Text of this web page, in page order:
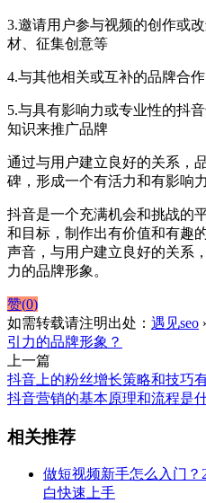
3.邀请用户参与视频的创作或
材、征集创意等
4.与其他相关或互补的品牌合
5.与具有影响力或专业性的抖
知识来推广品牌
通过与用户建立良好的关系，
碑，形成一个有活力和有影响
抖音是一个充满机会和挑战的
和目标，制作出有价值和有趣
声音，与用户建立良好的关系
力的品牌形象。
赞(0)
如需转载请注明出处： 遇见seo
引力的品牌形象？
上一篇
抖音上的粉丝增长策略和技巧
抖音营销的基本原理和流程是
相关推荐
做短视频新手怎么入门
白快速上手